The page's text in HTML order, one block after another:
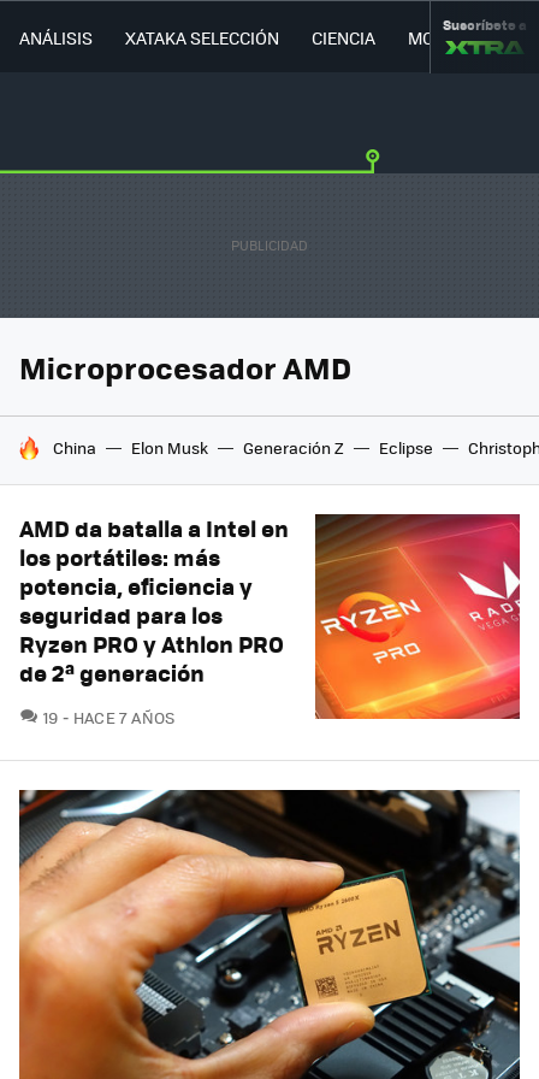
ANÁLISIS XATAKA SELECCIÓN CIENCIA MOVILIDAD
Suscríbete a
Microprocesador AMD
HOY SE HABLA DE
China Elon Musk Generación Z Eclipse
AMD da batalla a Intel en
los portátiles: más
potencia, eficiencia y
seguridad para los
Ryzen PRO y Athlon PRO
de 2ª generación
19 COMENTARIOS
HACE 7 AÑOS